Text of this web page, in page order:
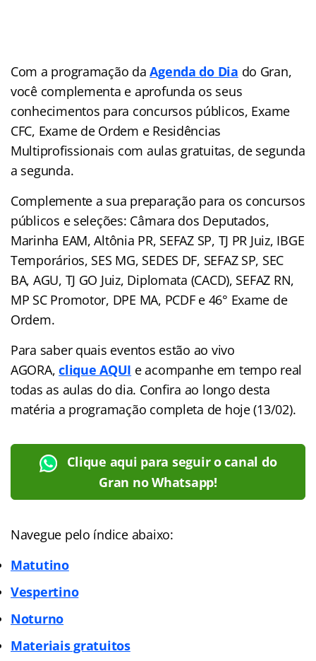
Com a programação daAgenda do Dia do Gran,
você complementa e aprofunda os seus
conhecimentos para concursos públicos, Exame
CFC, Exame de Ordem e Residências
Multiprofissionais com aulas gratuitas, de segunda
a segunda.
Complemente a sua preparação para os concursos
públicos e seleções: Câmara dos Deputados,
Marinha EAM, Altônia PR, SEFAZ SP, TJ PR Juiz, IBGE
Temporários, SES MG, SEDES DF, SEFAZ SP, SEC
BA, AGU, TJ GO Juiz, Diplomata (CACD), SEFAZ RN,
MP SC Promotor, DPE MA, PCDF e 46° Exame de
Ordem.
Para saber quais eventos estão ao vivo
AGORA,clique AQUI e acompanhe em tempo real
todas as aulas do dia. Confira ao longo desta
matéria a programação completa de hoje (13/02).
Clique aqui para seguir o canal do
Gran no Whatsapp!
Navegue pelo índice abaixo:
Matutino
Vespertino
Noturno
Materiais gratuitos